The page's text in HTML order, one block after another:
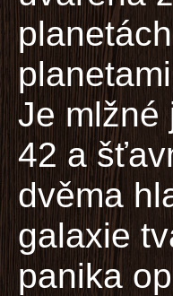
Je mlžné
42 a
dvěma
galaxie
panika